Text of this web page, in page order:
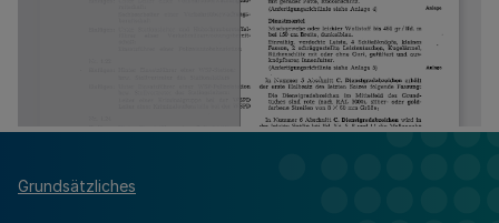
Grundsätzliches